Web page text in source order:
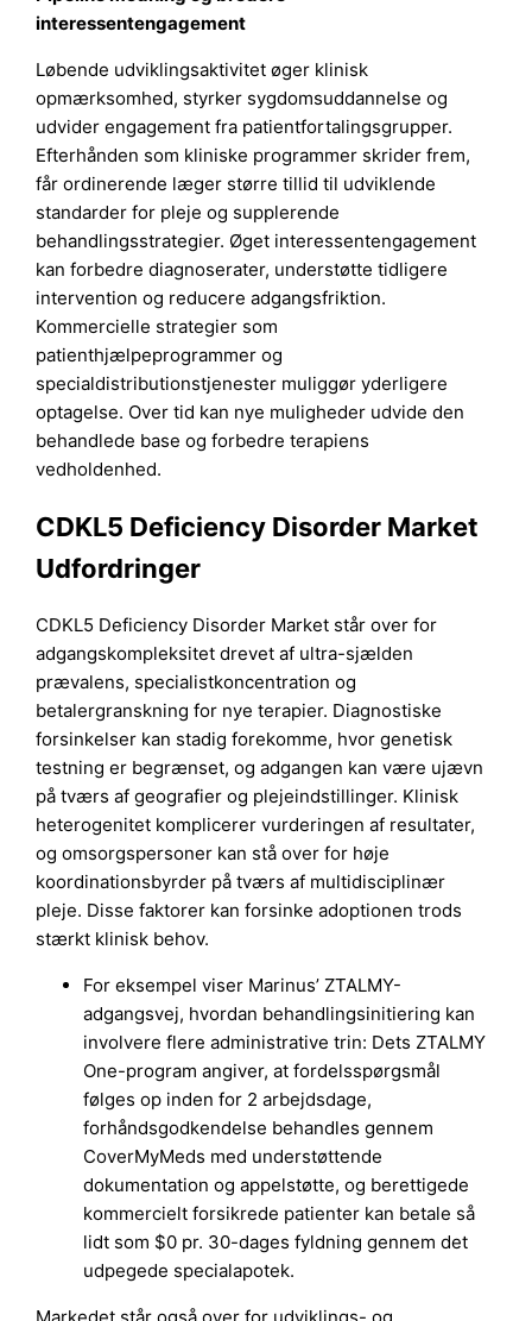
interessentengagement
Løbende udviklingsaktivitet øger klinisk
opmærksomhed, styrker sygdomsuddannelse og
udvider engagement fra patientfortalingsgrupper.
Efterhånden som kliniske programmer skrider frem,
får ordinerende læger større tillid til udviklende
standarder for pleje og supplerende
behandlingsstrategier. Øget interessentengagement
kan forbedre diagnoserater, understøtte tidligere
intervention og reducere adgangsfriktion.
Kommercielle strategier som
patienthjælpeprogrammer og
specialdistributionstjenester muliggør yderligere
optagelse. Over tid kan nye muligheder udvide den
behandlede base og forbedre terapiens
vedholdenhed.
CDKL5 Deficiency Disorder Market
Udfordringer
CDKL5 Deficiency Disorder Market står over for
adgangskompleksitet drevet af ultra-sjælden
prævalens, specialistkoncentration og
betalergranskning for nye terapier. Diagnostiske
forsinkelser kan stadig forekomme, hvor genetisk
testning er begrænset, og adgangen kan være ujævn
på tværs af geografier og plejeindstillinger. Klinisk
heterogenitet komplicerer vurderingen af resultater,
og omsorgspersoner kan stå over for høje
koordinationsbyrder på tværs af multidisciplinær
pleje. Disse faktorer kan forsinke adoptionen trods
stærkt klinisk behov.
For eksempel viser Marinus’ ZTALMY-
adgangsvej, hvordan behandlingsinitiering kan
involvere flere administrative trin: Dets ZTALMY
One-program angiver, at fordelsspørgsmål
følges op inden for 2 arbejdsdage,
forhåndsgodkendelse behandles gennem
CoverMyMeds med understøttende
dokumentation og appelstøtte, og berettigede
kommercielt forsikrede patienter kan betale så
lidt som $0 pr. 30-dages fyldning gennem det
udpegede specialapotek.